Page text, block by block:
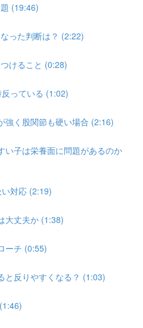
(19:46)
った判断は？ (2:22)
けること (0:28)
っている (1:02)
強く股関節も硬い場合 (2:16)
い子は栄養面に問題があるのか
対応 (2:19)
大丈夫か (1:38)
ーチ (0:55)
反りやすくなる？ (1:03)